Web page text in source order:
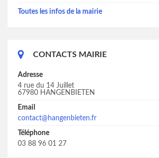
Toutes les infos de la mairie
CONTACTS MAIRIE
Adresse
4 rue du 14 Juillet
67980 HANGENBIETEN
Email
contact@hangenbieten.fr
Téléphone
03 88 96 01 27